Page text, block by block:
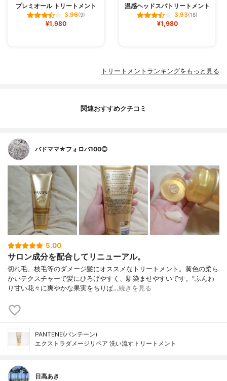
プレミオール トリートメント
3.96(9)
¥1,980
温感ヘッドスパトリートメント
3.93(18)
¥1,980
トリートメントランキングをもっと見る
関連おすすめクチコミ
バドママ★フォロバ100◎
5.00
サロン成分を配合してリニューアル。
切れ毛、枝毛等のダメージ髪にオススメなトリートメント。黄色の柔ら
かいテクスチャーで髪にひろげやすく、馴染ませやすいです。"ふんわ
り甘い花々に爽やかな果実をちりば…続きを見る
PANTENE(パンテーン)
エクストラダメージリペア 洗い流すトリートメント
日高あき